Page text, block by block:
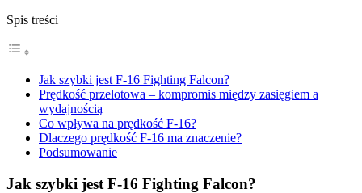
Spis treści
Jak szybki jest F-16 Fighting Falcon?
Prędkość przelotowa – kompromis między zasięgiem a
wydajnością
Co wpływa na prędkość F-16?
Dlaczego prędkość F-16 ma znaczenie?
Podsumowanie
Jak szybki jest F-16 Fighting Falcon?